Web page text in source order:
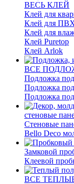
ВЕСЬ КЛЕЙ
Клей для
Клей для
Клей для
Клей Puretop
Клей Arlok
ВСЕ
Подложка
Подложка
Подложка
стеновые
Стеновые
Bello Deco
Замковой
Клеевой
ВСЕ